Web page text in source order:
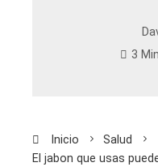
3
Inicio
Salud
El jabon que usas